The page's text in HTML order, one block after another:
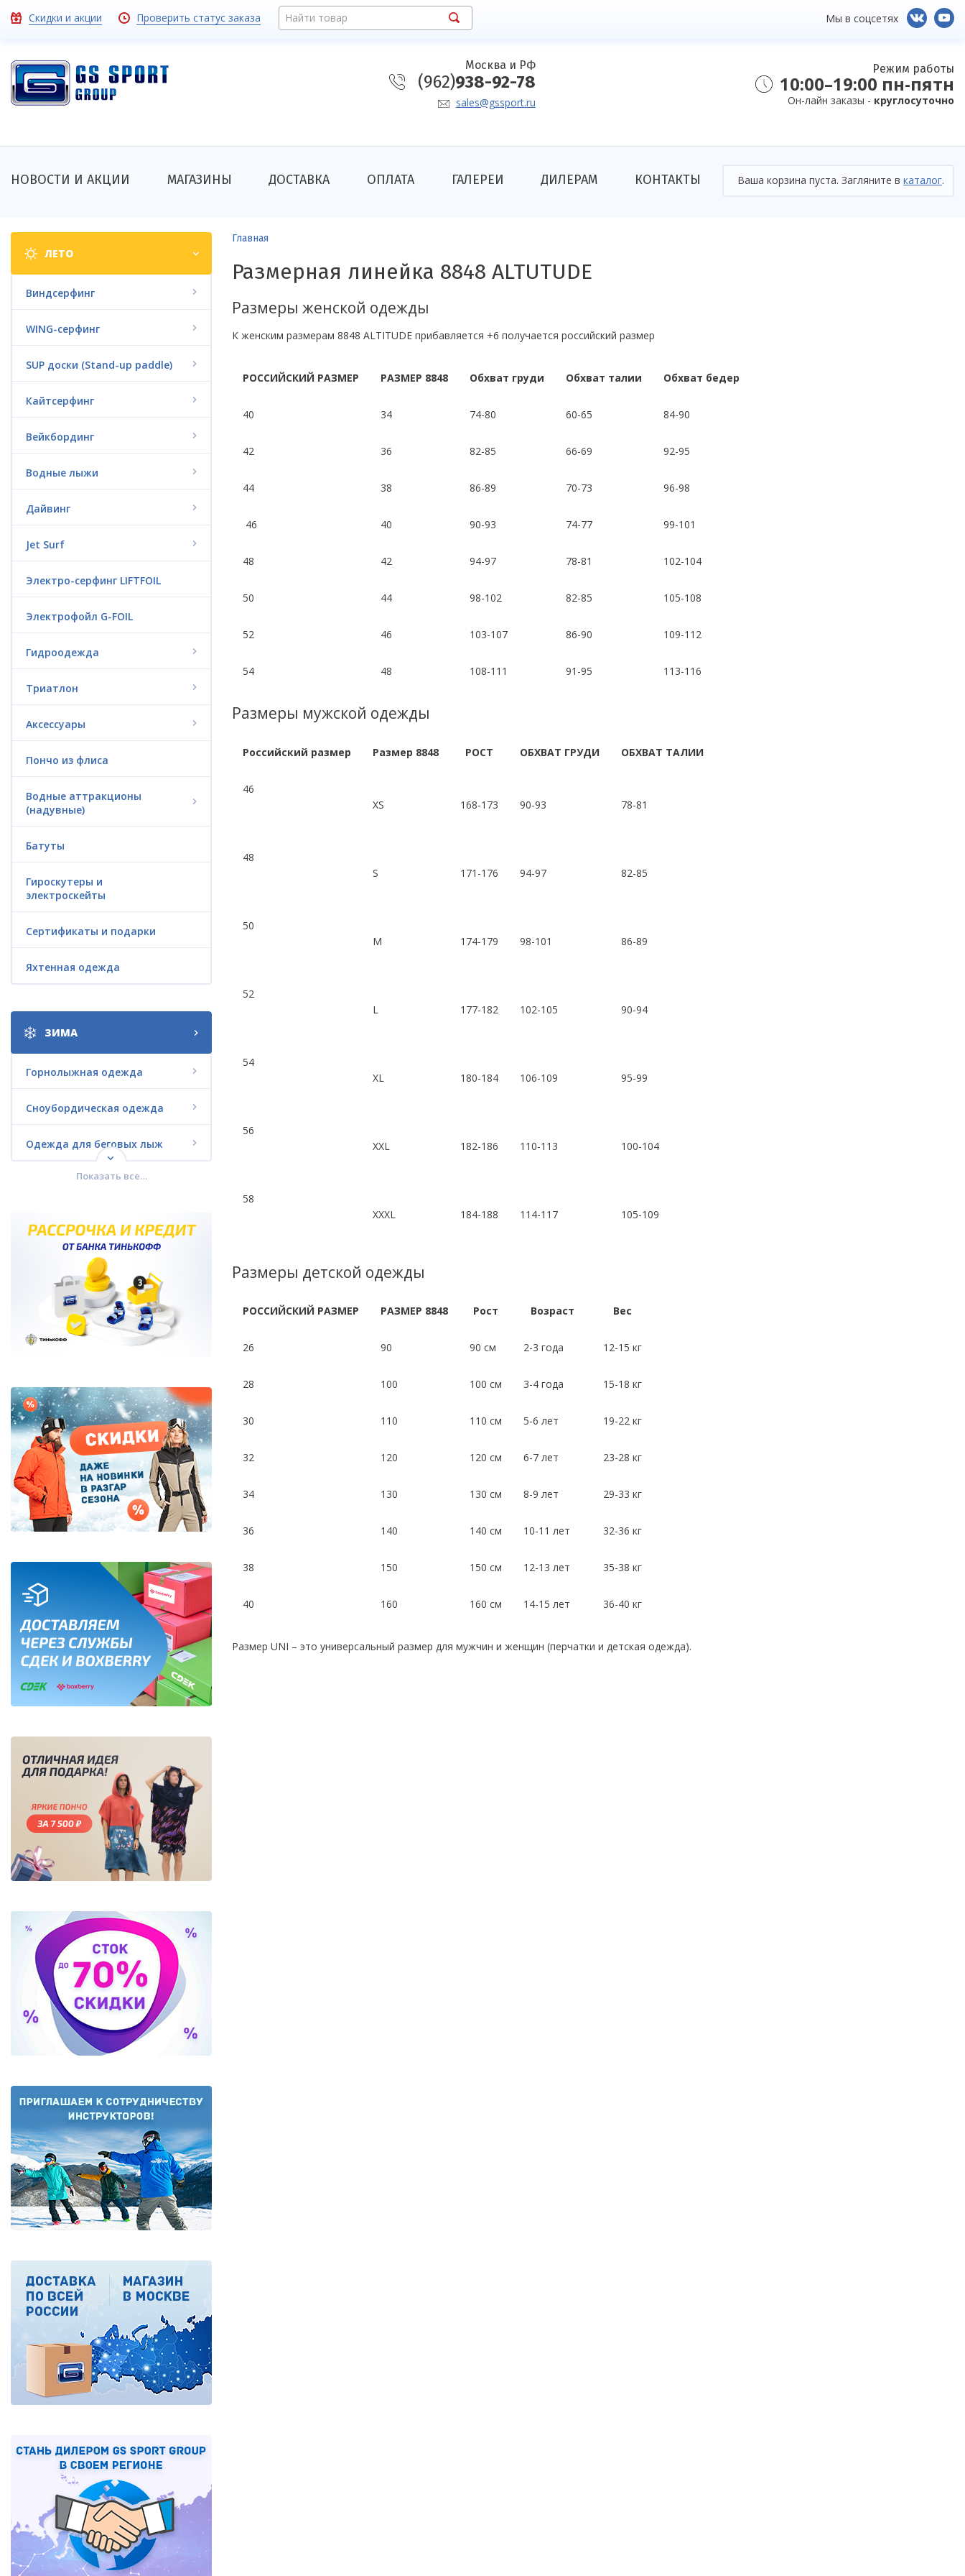
Toolbar
Скидки и акции Проверить статус заказа Найти товар Мы в соцсетях
Москва и РФ
(962)938-92-78
sales@gssport.ru
Режим работы
10:00–19:00 пн-пятн
Он-лайн заказы - круглосуточно
Основная
НОВОСТИ И АКЦИИ МАГАЗИНЫ ДОСТАВКА ОПЛАТА ГАЛЕРЕИ ДИЛЕРАМ КОНТАКТЫ Ваша корзина пуста. Загляните в каталог.
categories
ЛЕТО
Виндсерфинг
WING-серфинг
SUP доски (Stand-up paddle)
Кайтсерфинг
Вейкбординг
Водные лыжи
Дайвинг
Jet Surf
Электро-серфинг LIFTFOIL
Электрофойл G-FOIL
Гидроодежда
Триатлон
Аксессуары
Пончо из флиса
Водные аттракционы
(надувные)
Батуты
Гироскутеры и
электроскейты
Сертификаты и подарки
Яхтенная одежда
ЗИМА
Горнолыжная одежда
Сноубордическая одежда
Одежда для беговых лыж
Городская зимняя одежда
Термобелье
Зимняя обувь
Дисконт (скидки до 70%)
Сноукайтинг
Сертификаты и подарки
Показать все…
Строка
навигации
Главная
Размерная линейка 8848 ALTUTUDE
Размеры женской одежды
К женским размерам 8848 ALTITUDE прибавляется +6 получается российский размер
РОССИЙСКИЙ РАЗМЕР РАЗМЕР 8848 Обхват груди Обхват талии Обхват бедер
40 34 74-80 60-65 84-90
42 36 82-85 66-69 92-95
44 38 86-89 70-73 96-98
46 40 90-93 74-77 99-101
48 42 94-97 78-81 102-104
50 44 98-102 82-85 105-108
52 46 103-107 86-90 109-112
54 48 108-111 91-95 113-116
Размеры мужской одежды
Российский размер Размер 8848 РОСТ ОБХВАТ ГРУДИ ОБХВАТ ТАЛИИ
46
XS
168-173 90-93 78-81
48
S
171-176 94-97 82-85
50
M
174-179 98-101 86-89
52
L
177-182 102-105 90-94
54
XL
180-184 106-109 95-99
56
XXL
182-186 110-113 100-104
58
XXXL
184-188 114-117 105-109
Размеры детской одежды
РОССИЙСКИЙ РАЗМЕР РАЗМЕР 8848 Рост Возраст Вес
26 90 90 см 2-3 года 12-15 кг
28 100 100 см 3-4 года 15-18 кг
30 110 110 см 5-6 лет 19-22 кг
32 120 120 см 6-7 лет 23-28 кг
34 130 130 см 8-9 лет 29-33 кг
36 140 140 см 10-11 лет 32-36 кг
38 150 150 см 12-13 лет 35-38 кг
40 160 160 см 14-15 лет 36-40 кг
Размер UNI – это универсальный размер для мужчин и женщин (перчатки и детская одежда).